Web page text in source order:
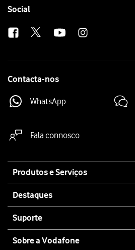
Follow
Social
Contacta-nos
WhatsApp
Fala connosco
map
Produtos e Serviços
Destaques
Suporte
Sobre a Vodafone